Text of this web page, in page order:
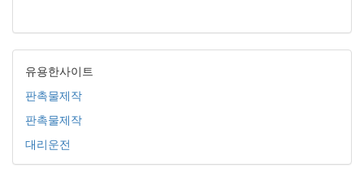
유용한사이트
판촉물제작
판촉물제작
대리운전